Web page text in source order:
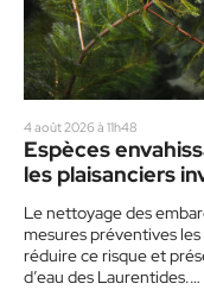
4 août 2026 à 11h48
Espèces
les plaisanciers
Le nettoyage des
mesures préventives
réduire ce risque et
d’eau des Laurentides.…